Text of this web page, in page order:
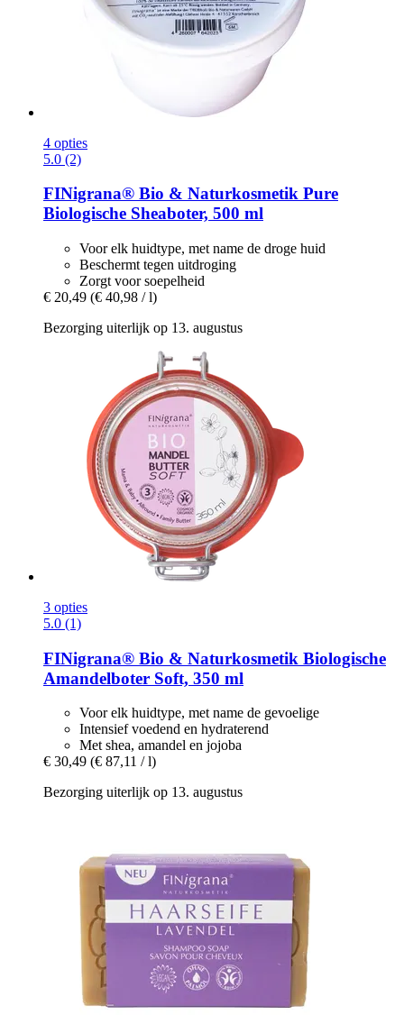
4 opties
5.0 (2)
FINigrana® Bio & Naturkosmetik Pure
Biologische Sheaboter, 500 ml
Voor elk huidtype, met name de droge huid
Beschermt tegen uitdroging
Zorgt voor soepelheid
€ 20,49 (€ 40,98 / l)
Bezorging uiterlijk op 13. augustus
3 opties
5.0 (1)
FINigrana® Bio & Naturkosmetik Biologische
Amandelboter Soft, 350 ml
Voor elk huidtype, met name de gevoelige
Intensief voedend en hydraterend
Met shea, amandel en jojoba
€ 30,49 (€ 87,11 / l)
Bezorging uiterlijk op 13. augustus